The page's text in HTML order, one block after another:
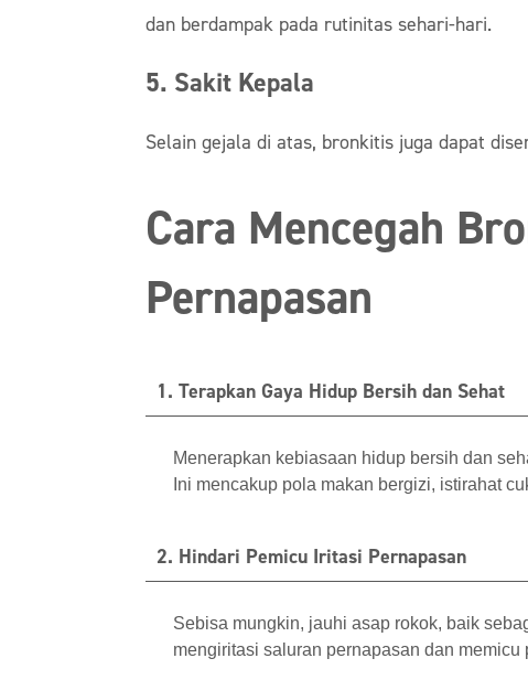
dan berdampak pada rutinitas sehari-hari.
5. Sakit Kepala
Selain gejala di atas, bronkitis juga dapat
Cara Mencegah
Pernapasan
1. Terapkan Gaya Hidup Bersih dan Sehat
Menerapkan kebiasaan hidup bersih dan
Ini mencakup pola makan bergizi, istirahat
2. Hindari Pemicu Iritasi Pernapasan
Sebisa mungkin, jauhi asap rokok, baik
mengiritasi saluran pernapasan dan memicu